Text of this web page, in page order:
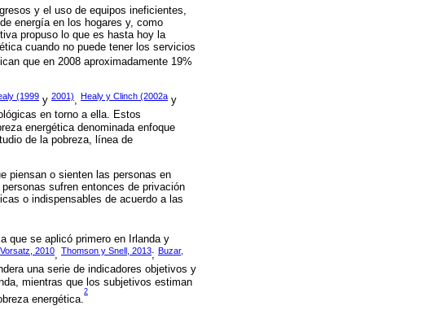
y el uso de equipos ineficientes,
energía en los hogares y, como
propuso lo que es hasta hoy la
cuando no puede tener los servicios
que en 2008 aproximadamente 19%
(1999 y 2001), Healy y Clinch (2002a y
en torno a ella. Estos
energética denominada enfoque
de la pobreza, línea de
piensan o sienten las personas en
sufren entonces de privación
o indispensables de acuerdo a las
que se aplicó primero en Irlanda y
2010, Thomson y Snell, 2013; Buzar,
una serie de indicadores objetivos y
mientras que los subjetivos estiman
energética.
2